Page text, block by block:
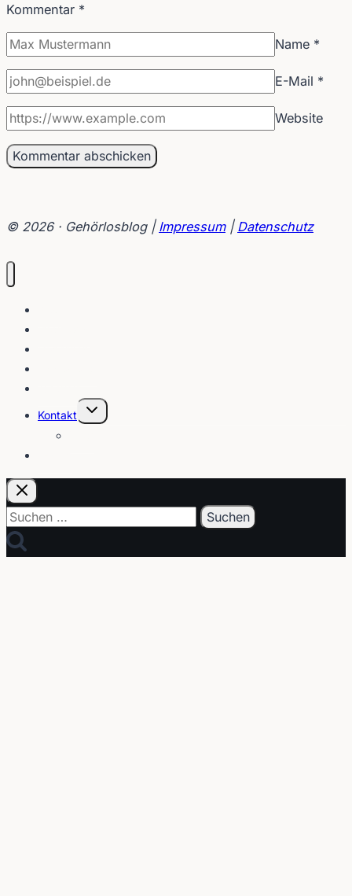
Kommentar *
Name *
E-Mail *
Website
© 2026 · Gehörlosblog | Impressum| Datenschutz
Kontakt
Untermenü
umschalten
Suchen
nach: